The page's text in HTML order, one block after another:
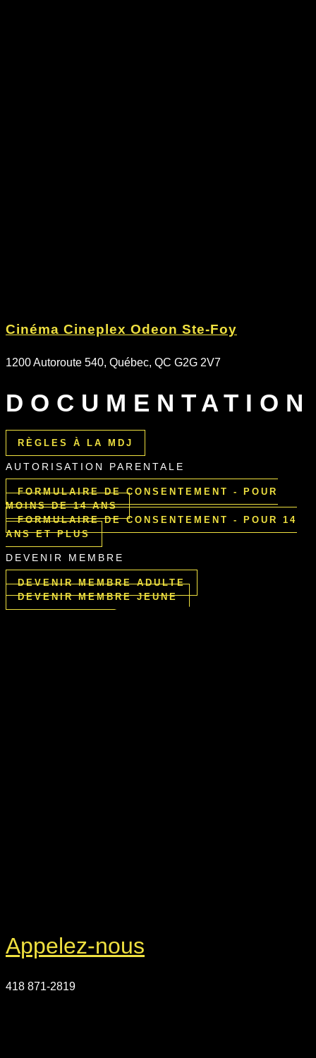
Cinéma Cineplex Odeon Ste-Foy
1200 Autoroute 540, Québec, QC G2G 2V7
DOCUMENTATION
RÈGLES À LA MDJ
AUTORISATION PARENTALE
FORMULAIRE DE CONSENTEMENT - POUR
MOINS DE 14 ANS
FORMULAIRE DE CONSENTEMENT - POUR 14
ANS ET PLUS
DEVENIR MEMBRE
DEVENIR MEMBRE ADULTE
DEVENIR MEMBRE JEUNE
Appelez-nous
418 871-2819